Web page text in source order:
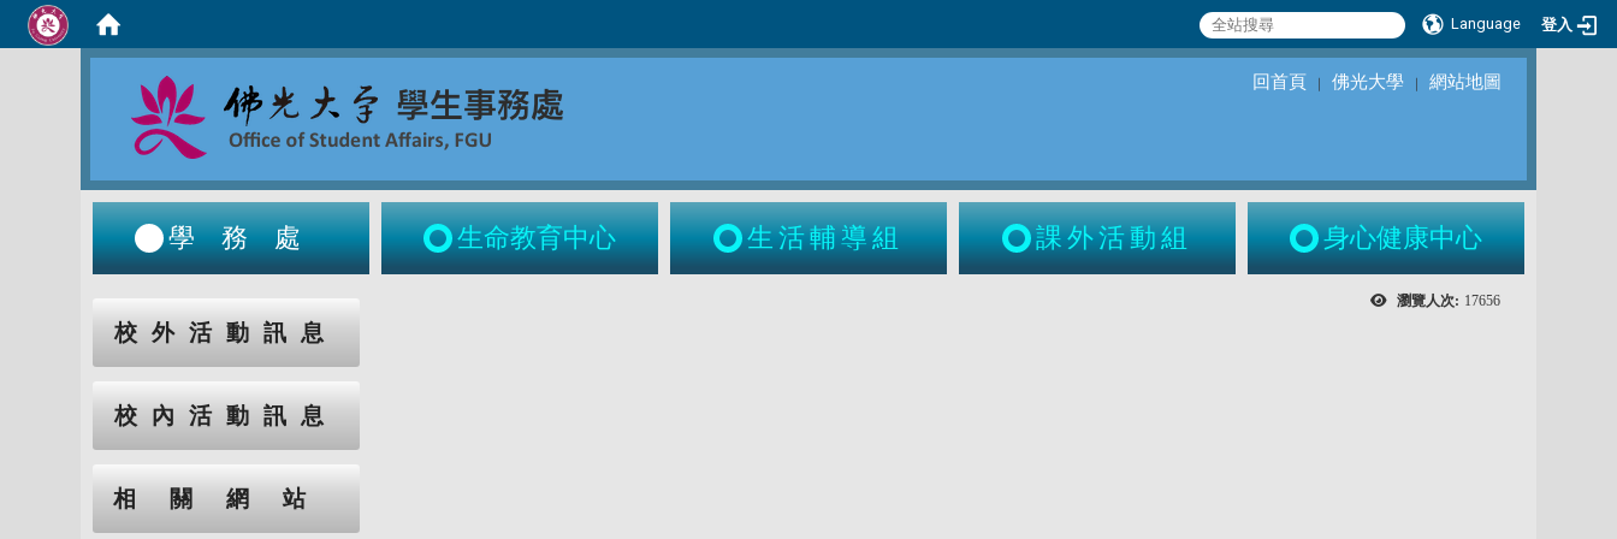
Language 登入
回首頁 ｜ 佛光大學 ｜ 網站地圖
學務處 生命教育中心 生活輔導組 課外活動組 身心健康中心
校外活動訊息
校內活動訊息
相關網站
瀏覽人次: 17656